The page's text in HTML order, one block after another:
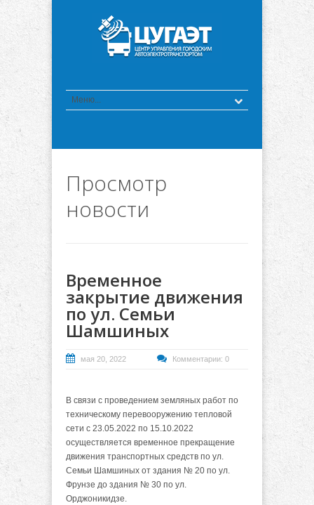
Просмотр
новости
Временное
закрытие движения
по ул. Семьи
Шамшиных
мая 20, 2022 Комментарии: 0
В связи с проведением земляных работ по
техническому перевооружению тепловой
сети с 23.05.2022 по 15.10.2022
осуществляется временное прекращение
движения транспортных средств по ул.
Семьи Шамшиных от здания № 20 по ул.
Фрунзе до здания № 30 по ул.
Орджоникидзе.